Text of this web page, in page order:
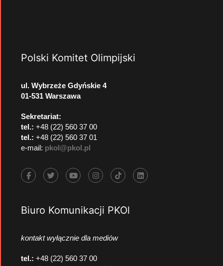
Polski Komitet Olimpijski
ul. Wybrzeże Gdyńskie 4
01-531 Warszawa
Sekretariat:
tel.: +48 (22) 560 37 00
tel.: +48 (22) 560 37 01
e-mail: pkol@pkol.pl
Biuro Komunikacji PKOl
kontakt wyłącznie dla mediów
tel.: +48 (22) 560 37 00